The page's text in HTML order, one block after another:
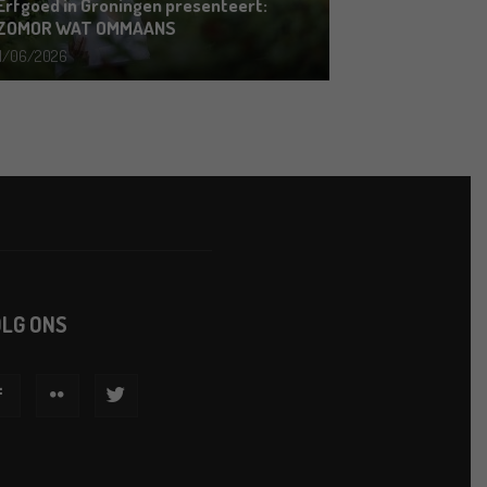
in Groningen presenteert:
WAT OMMAANS
06/2026
ONS